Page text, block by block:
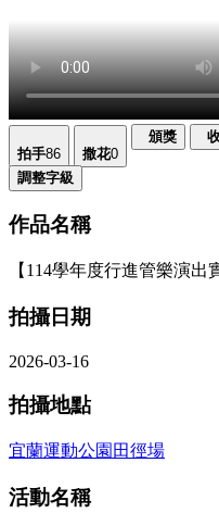
拍手86 撒花0
頒獎
調整字級
作品名稱
【114學年度行進管樂演
拍攝日期
2026-03-16
拍攝地點
宜蘭運動公園田徑場
活動名稱